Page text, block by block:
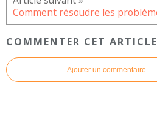
COMMENTER CET ARTICLE
Ajouter un commentaire